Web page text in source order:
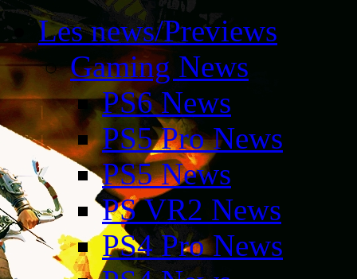
Les news/Previews
Gaming News
PS6 News
PS5 Pro News
PS5 News
PS VR2 News
PS4 Pro News